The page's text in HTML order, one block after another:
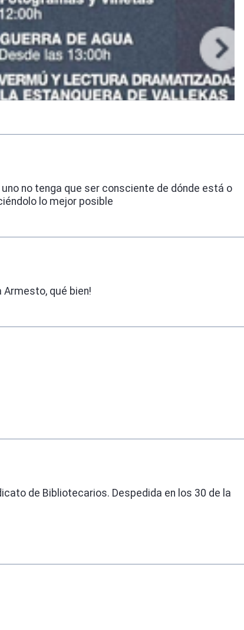
no tenga que ser consciente de dónde está o
lo mejor posible
Armesto, qué bien!
de Bibliotecarios. Despedida en los 30 de la